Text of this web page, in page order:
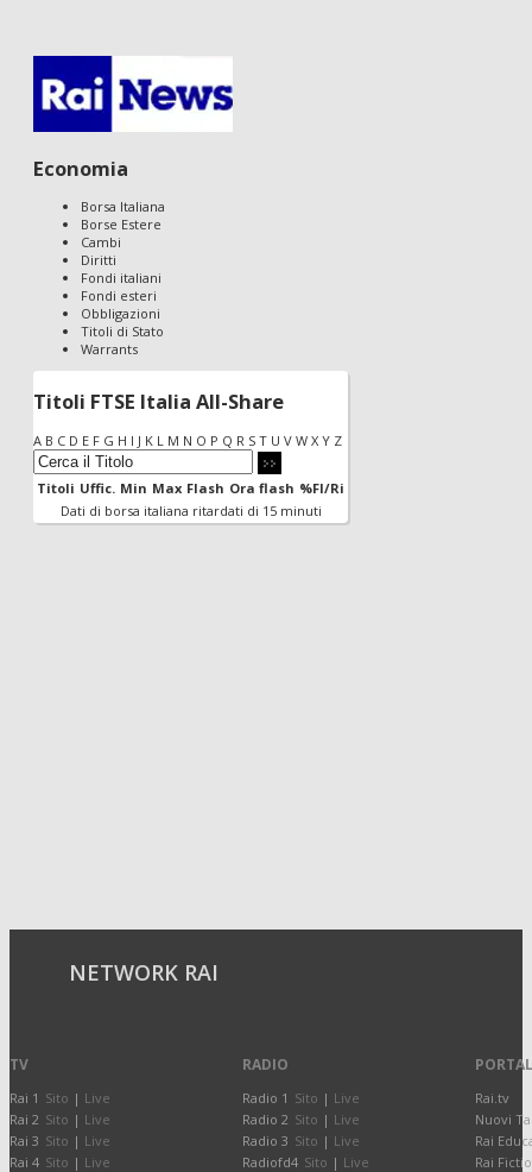
Economia
Borsa Italiana
Borse Estere
Cambi
Diritti
Fondi italiani
Fondi esteri
Obbligazioni
Titoli di Stato
Warrants
Titoli FTSE Italia All-Share
A B C D E F G H I J K L M N O P Q R S T U V W X Y Z
Titoli Uffic. Min Max Flash Ora flash %Fl/Ri
Dati di borsa italiana ritardati di 15 minuti
NETWORK RAI
TV
Rai 1 Sito | Live
Rai 2 Sito | Live
Rai 3 Sito | Live
Rai 4 Sito | Live
RADIO
Radio 1 Sito | Live
Radio 2 Sito | Live
Radio 3 Sito | Live
Radiofd4 Sito | Live
Rai.tv
Nuovi
Rai
Rai